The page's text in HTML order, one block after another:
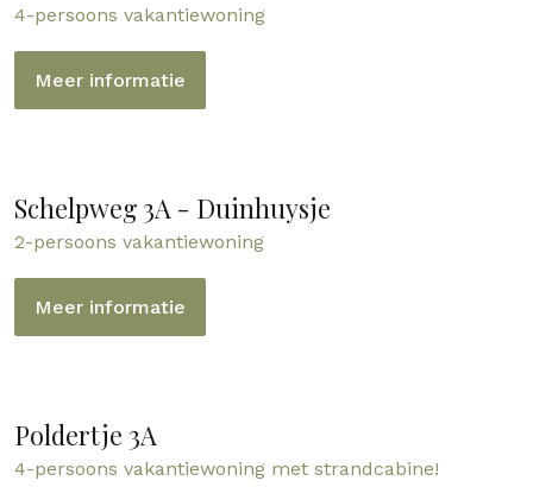
4-persoons vakantiewoning
Meer informatie
Schelpweg 3A - Duinhuysje
2-persoons vakantiewoning
Meer informatie
Poldertje 3A
4-persoons vakantiewoning met strandcabine!